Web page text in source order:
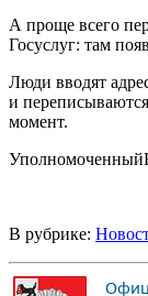
А проще всего
Госуслуг: там
Люди вводят
и переписываются
момент.
В рубрике: